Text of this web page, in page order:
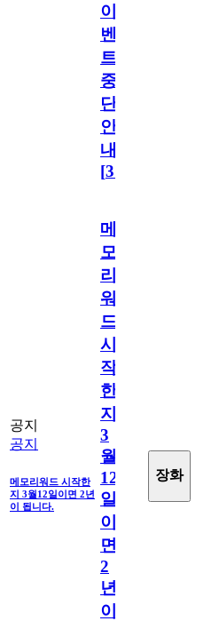
이
벤
트
중
단
안
내
[31
공지
공지
메모리워드 시작한
지 3월12일이면 2년
이 됩니다.
메
모
리
워
드
시
작
한
지
3
월
12
일
이
면
2
년
이
장화